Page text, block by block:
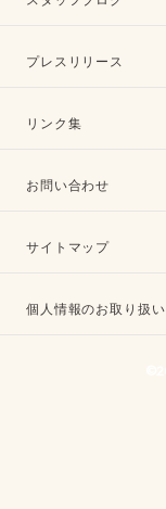
プレスリリース
リンク集
お問い合わせ
サイトマップ
個人情報のお取り扱い